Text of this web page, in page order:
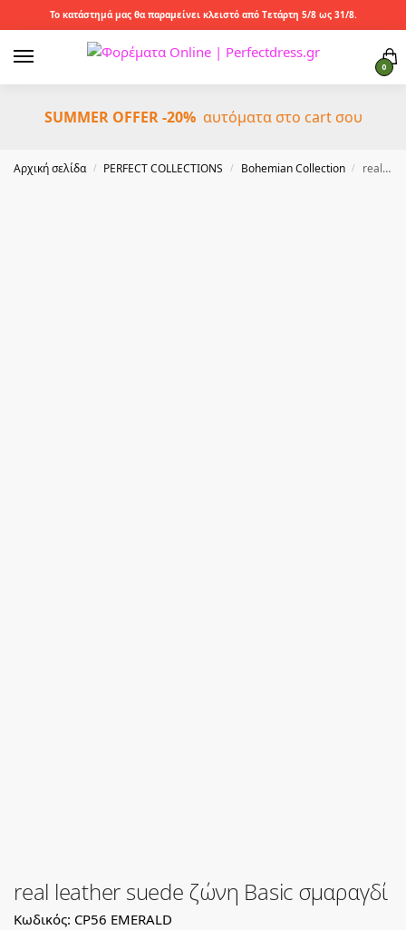
Το κατάστημά μας θα παραμείνει κλειστό από Τετάρτη 5/8 ως 31/8.
0
SUMMER OFFER -20%αυτόματα στο cart σου
Αρχική σελίδα / PERFECT COLLECTIONS / Bohemian Collection / real leather suede ζώνη Basic σμαραγδί
real leather suede ζώνη Basic σμαραγδί
Κωδικός: CP56 EMERALD